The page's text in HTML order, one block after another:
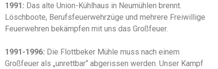
1991: Das alte Union-Kühlhaus in Neumühlen brennt.
Löschboote, Berufsfeuerwehrzüge und mehrere Freiwillige
Feuerwehren bekämpfen mit uns das Großfeuer.
1991-1996: Die Flottbeker Mühle muss nach einem
Großfeuer als „unrettbar“ abgerissen werden. Unser Kampf